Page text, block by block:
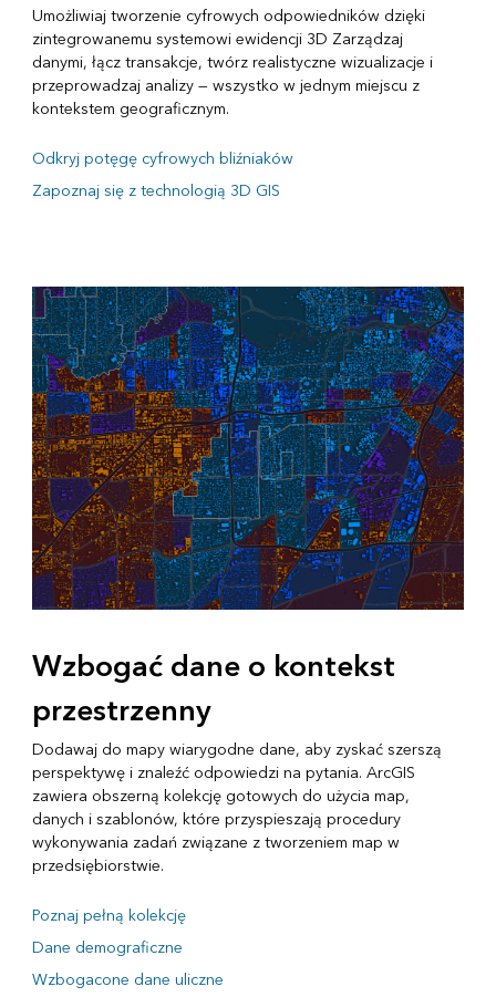
Umożliwiaj tworzenie cyfrowych odpowiedników dzięki
zintegrowanemu systemowi ewidencji 3D Zarządzaj
danymi, łącz transakcje, twórz realistyczne wizualizacje i
przeprowadzaj analizy — wszystko w jednym miejscu z
kontekstem geograficznym.
Odkryj potęgę cyfrowych bliźniaków
Zapoznaj się z technologią 3D GIS
Wzbogać dane o kontekst
przestrzenny
Dodawaj do mapy wiarygodne dane, aby zyskać szerszą
perspektywę i znaleźć odpowiedzi na pytania. ArcGIS
zawiera obszerną kolekcję gotowych do użycia map,
danych i szablonów, które przyspieszają procedury
wykonywania zadań związane z tworzeniem map w
przedsiębiorstwie.
Poznaj pełną kolekcję
Dane demograficzne
Wzbogacone dane uliczne